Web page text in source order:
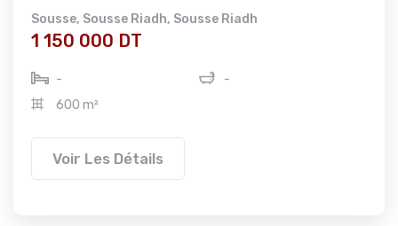
Sousse, Sousse Riadh, Sousse Riadh
1 150 000 DT
-
-
600 m²
Voir Les Détails